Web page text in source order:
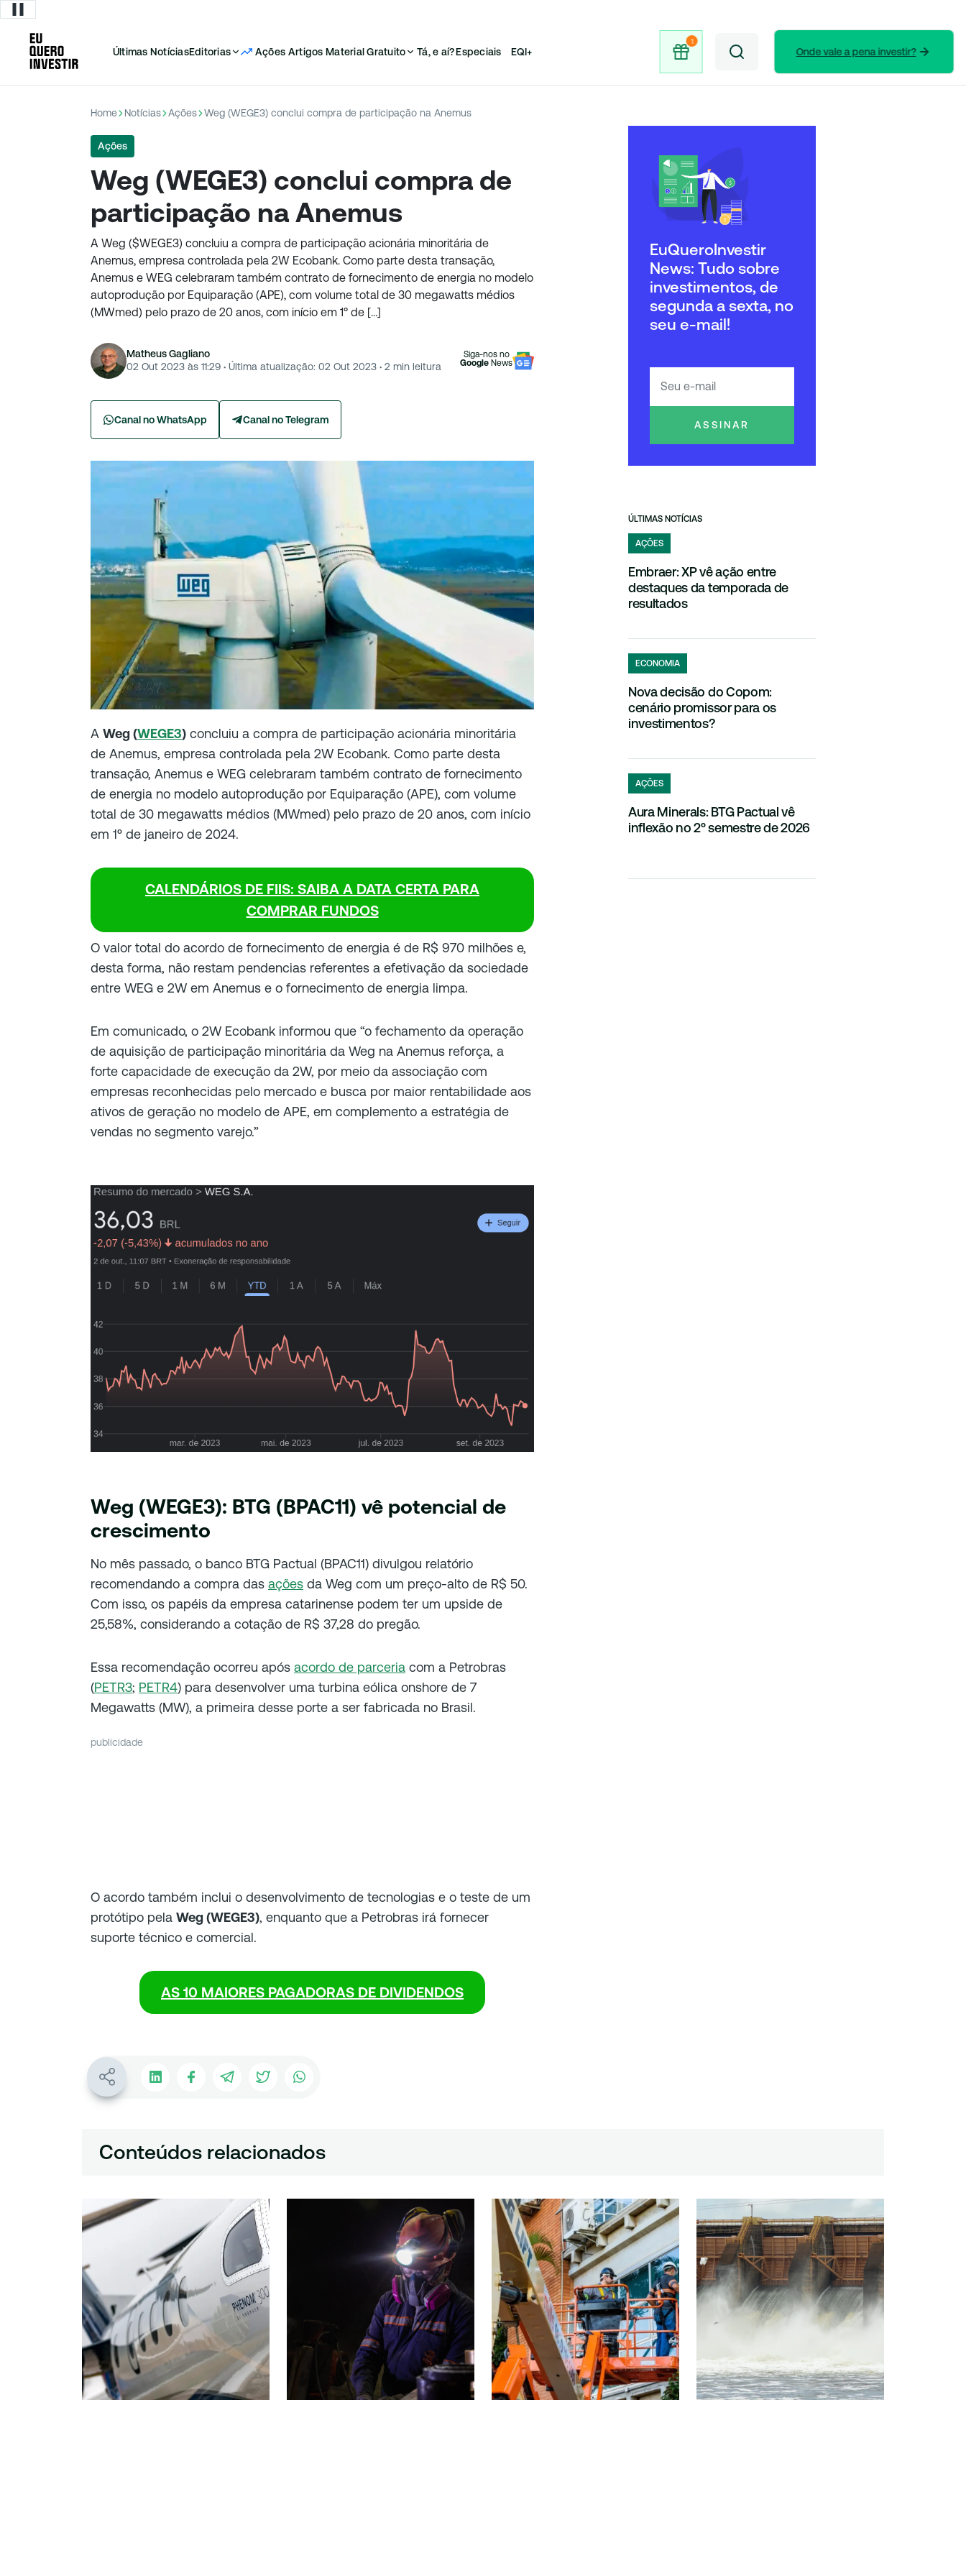
Últimas NotíciasEditorias Ações Artigos Material Gratuito Tá, e aí?Especiais EQI+ Onde vale a pena investir?
Home Notícias Ações Weg (WEGE3) conclui compra de participação na Anemus
Ações
Weg (WEGE3) conclui compra de
participação na Anemus
A Weg ($WEGE3) concluiu a compra de participação acionária minoritária de
Anemus, empresa controlada pela 2W Ecobank. Como parte desta transação,
Anemus e WEG celebraram também contrato de fornecimento de energia no modelo
autoprodução por Equiparação (APE), com volume total de 30 megawatts médios
(MWmed) pelo prazo de 20 anos, com início em 1º de […]
Matheus Gagliano
02 Out 2023 às 11:29 · Última atualização: 02 Out 2023 · 2 min leitura
Siga-nos no
Google News
Canal no WhatsApp Canal no Telegram
A Weg (WEGE3) concluiu a compra de participação acionária minoritária
de Anemus, empresa controlada pela 2W Ecobank. Como parte desta
transação, Anemus e WEG celebraram também contrato de fornecimento
de energia no modelo autoprodução por Equiparação (APE), com volume
total de 30 megawatts médios (MWmed) pelo prazo de 20 anos, com início
em 1º de janeiro de 2024.
CALENDÁRIOS DE FIIS: SAIBA A DATA CERTA PARA
COMPRAR FUNDOS
O valor total do acordo de fornecimento de energia é de R$ 970 milhões e,
desta forma, não restam pendencias referentes a efetivação da sociedade
entre WEG e 2W em Anemus e o fornecimento de energia limpa.
Em comunicado, o 2W Ecobank informou que “o fechamento da operação
de aquisição de participação minoritária da Weg na Anemus reforça, a
forte capacidade de execução da 2W, por meio da associação com
empresas reconhecidas pelo mercado e busca por maior rentabilidade aos
ativos de geração no modelo de APE, em complemento a estratégia de
vendas no segmento varejo.”
Weg (WEGE3): BTG (BPAC11) vê potencial de
crescimento
No mês passado, o banco BTG Pactual (BPAC11) divulgou relatório
recomendando a compra das ações da Weg com um preço-alto de R$ 50.
Com isso, os papéis da empresa catarinense podem ter um upside de
25,58%, considerando a cotação de R$ 37,28 do pregão.
Essa recomendação ocorreu após acordo de parceria com a Petrobras
(PETR3; PETR4) para desenvolver uma turbina eólica onshore de 7
Megawatts (MW), a primeira desse porte a ser fabricada no Brasil.
publicidade
O acordo também inclui o desenvolvimento de tecnologias e o teste de um
protótipo pela Weg (WEGE3), enquanto que a Petrobras irá fornecer
suporte técnico e comercial.
AS 10 MAIORES PAGADORAS DE DIVIDENDOS
EuQueroInvestir
News: Tudo sobre
investimentos, de
segunda a sexta, no
seu e-mail!
ASSINAR
ÚLTIMAS NOTÍCIAS
AÇÕES
Embraer: XP vê ação entre
destaques da temporada de
resultados
ECONOMIA
Nova decisão do Copom:
cenário promissor para os
investimentos?
AÇÕES
Aura Minerals: BTG Pactual vê
inflexão no 2º semestre de 2026
Conteúdos relacionados